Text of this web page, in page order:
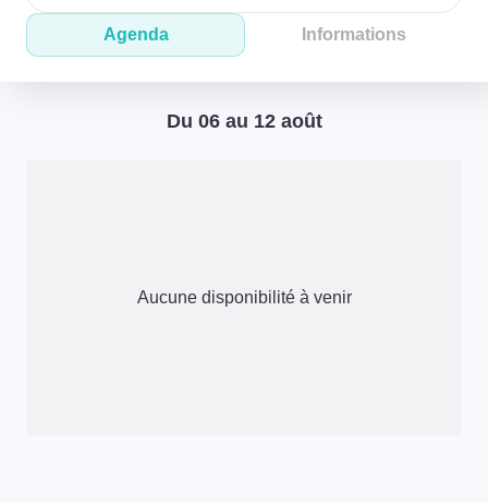
Agenda Informations
Du 06 au 12 août
Aucune disponibilité à venir